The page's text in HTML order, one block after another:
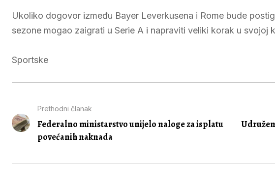
Ukoliko dogovor između Bayer Leverkusena i Rome bude
sezone mogao zaigrati u Serie A i napraviti veliki korak u svojoj
Sportske
Prethodni članak
Federalno ministarstvo unijelo naloge za isplatu
povećanih naknada